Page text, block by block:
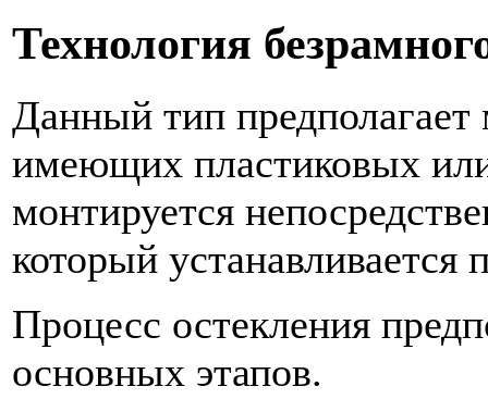
Технология
Данный тип предполагает
имеющих пластиковых
монтируется
который
Процесс остекления
основных этапов.